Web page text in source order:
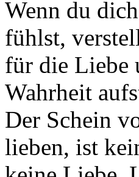
Wenn du
fühlst,
für die Liebe
Wahrheit
Der Schein
lieben, ist